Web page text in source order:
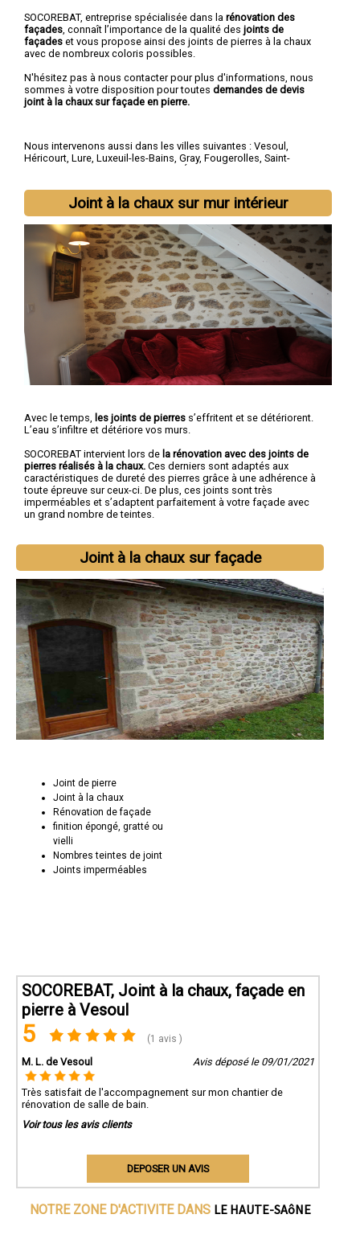
SOCOREBAT, entreprise spécialisée dans la rénovation des
façades , connaît l’importance de la qualité des joints de
façades et vous propose ainsi des joints de pierres à la chaux
avec de nombreux coloris possibles.
N'hésitez pas à nous contacter pour plus d'informations, nous
sommes à votre disposition pour toutes demandes de devis
joint à la chaux sur façade en pierre.
Nous intervenons aussi dans les villes suivantes : Vesoul ,
Héricourt, Lure, Luxeuil-les-Bains, Gray, Fougerolles, Saint-
Joint à la chaux sur mur intérieur
Avec le temps, les joints de pierres s’effritent et se détériorent.
L’eau s’infiltre et détériore vos murs.
SOCOREBAT intervient lors de la rénovation avec des joints de
pierres réalisés à la chaux. Ces derniers sont adaptés aux
caractéristiques de dureté des pierres grâce à une adhérence à
toute épreuve sur ceux-ci. De plus, ces joints sont très
imperméables et s’adaptent parfaitement à votre façade avec
un grand nombre de teintes.
Joint à la chaux sur façade
Joint de pierre
Joint à la chaux
Rénovation de façade
finition épongé, gratté ou
vielli
Nombres teintes de joint
Joints imperméables
SOCOREBAT, Joint à la chaux, façade en
pierre à Vesoul
5 (1 avis )
M. L. de Vesoul Avis déposé le 09/01/2021
Très satisfait de l'accompagnement sur mon chantier de
rénovation de salle de bain.
Voir tous les avis clients
DEPOSER UN AVIS
NOTRE ZONE D'ACTIVITE DANS LE HAUTE-SAôNE